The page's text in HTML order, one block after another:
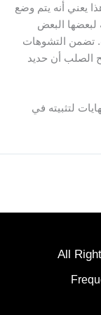
يعني أنه يتم وضع
لبعضها البعض
تضمن التشوهات
الصلب أن حديد
لتثبيته في
All